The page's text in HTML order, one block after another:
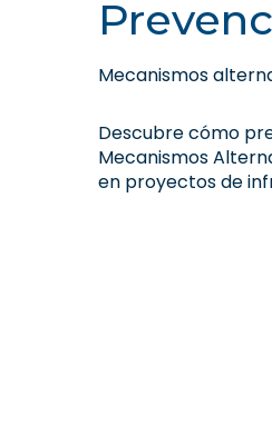
Mecanismos
Descubre cómo
Mecanismos
en proyectos de